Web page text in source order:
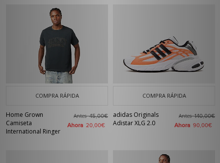
COMPRA RÁPIDA
Home Grown
Camiseta
International Ringer
Antes45,00€
Ahora 20,00€
COMPRA RÁPIDA
adidas Originals
Adistar XLG 2.0
Antes140,00€
Ahora 90,00€